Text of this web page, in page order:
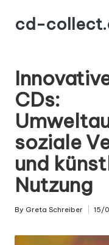
Skipcd-
CDs:
soziale
und
Nutzung
Posted
By Greta Schreiber 15/